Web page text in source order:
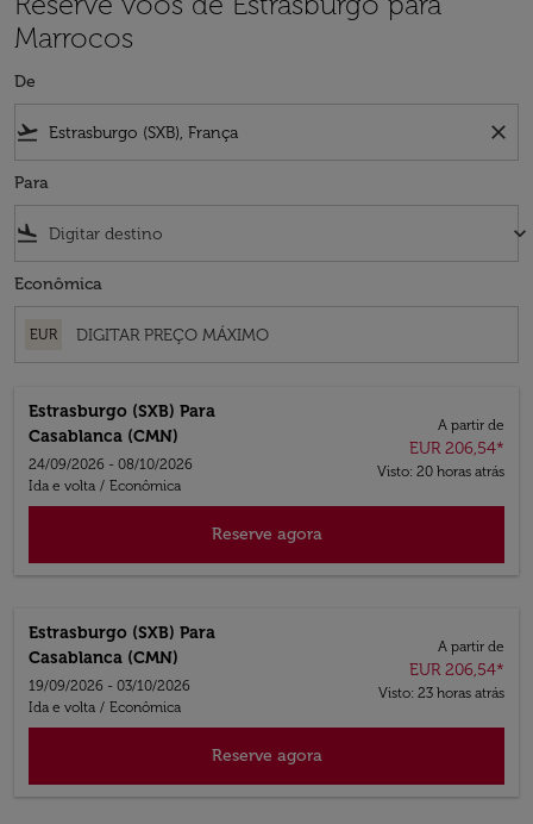
Marrocos
De
flight_takeoff close
Para
flight_land keyboard_arrow_down
Econômica
EUR
Estrasburgo (SXB) Para
Casablanca (CMN)
24/09/2026 - 08/10/2026
Ida e volta / Econômica
A partir de
EUR 206,54*
Visto: 20 horas atrás
Reserve agora
Estrasburgo (SXB) Para
Casablanca (CMN)
19/09/2026 - 03/10/2026
Ida e volta / Econômica
A partir de
EUR 206,54*
Visto: 23 horas atrás
Reserve agora